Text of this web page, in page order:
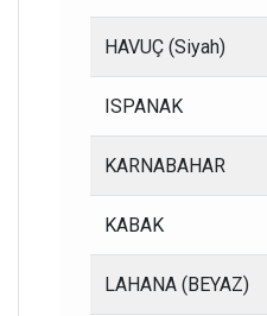
HAVUÇ (Siyah)
ISPANAK
KARNABAHAR
KABAK
LAHANA (BEYAZ)